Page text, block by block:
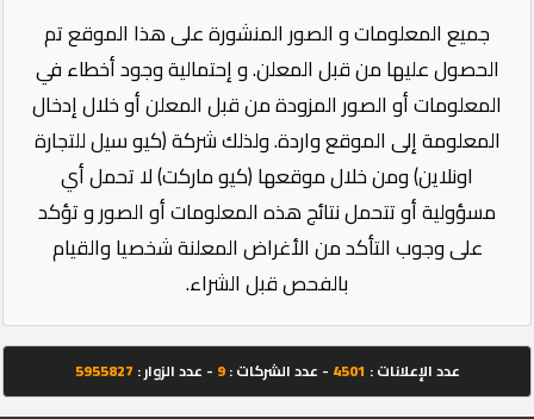
جميع المعلومات و الصور المنشورة على هذا الموقع تم
الحصول عليها من قبل المعلن. و إحتمالية وجود أخطاء في
المعلومات أو الصور المزودة من قبل المعلن أو خلال إدخال
المعلومة إلى الموقع واردة. ولذلك شركة (كيو سيل للتجارة
اونلاين) ومن خلال موقعها (كيو ماركت) لا تحمل أي
مسؤولية أو تتحمل نتائج هذه المعلومات أو الصور و تؤكد
على وجوب التأكد من الأغراض المعلنة شخصيا والقيام
بالفحص قبل الشراء.
عدد الإعلانات : 4501 - عدد الشركات :9 - عدد الزوار : 5955827